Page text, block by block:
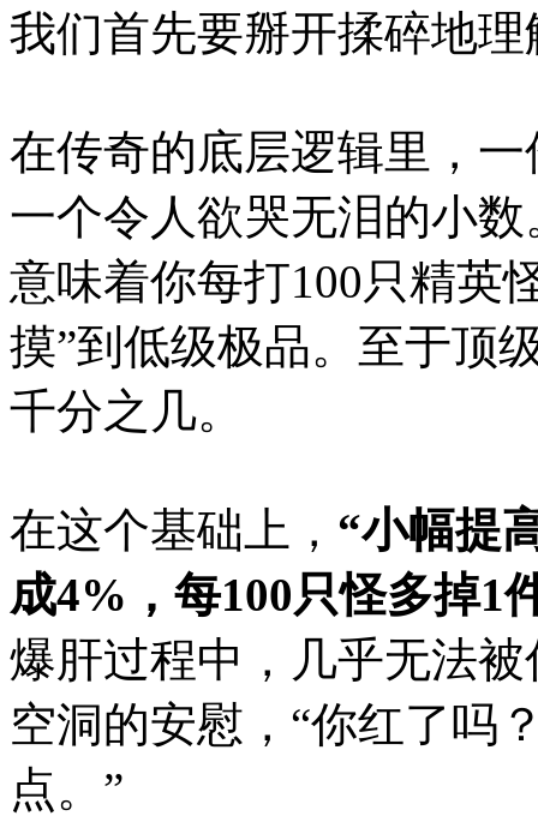
我们首先要掰开揉碎地
在传奇的底层逻辑里，
一个令人欲哭无泪的小
意味着你每打100只精英
摸”到低级极品。至于顶
千分之几。
在这个基础上， “小幅提
成4%，每100只怪多掉1
爆肝过程中，几乎无法
空洞的安慰，“你红了吗
点。”